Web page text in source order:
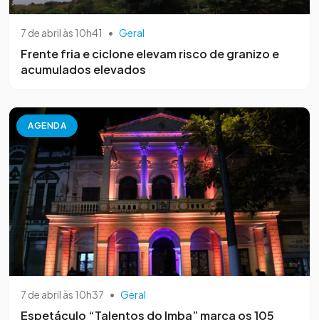
7 de abril às 10h41 • Geral
Frente fria e ciclone elevam risco de granizo e
acumulados elevados
AGENDA
7 de abril às 10h37 • Geral
Espetáculo “Talentos do Imba” marca os 105